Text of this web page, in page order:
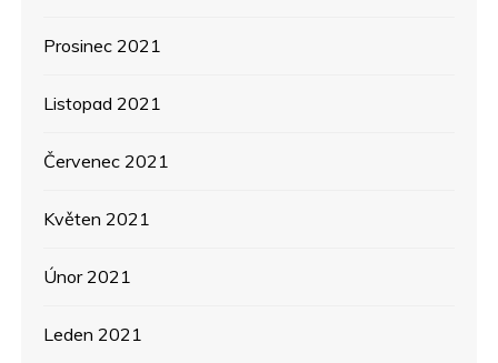
Prosinec 2021
Listopad 2021
Červenec 2021
Květen 2021
Únor 2021
Leden 2021